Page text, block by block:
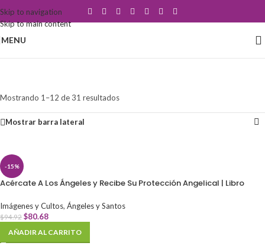
Skip to navigation
Skip to main content
MENU
Mostrando 1–12 de 31 resultados
Mostrar barra lateral
-15%
Acércate A Los Ángeles y Recibe Su Protección Angelical | Libro
Imágenes y Cultos, Ángeles y Santos
$94.92 $80.68
AÑADIR AL CARRITO